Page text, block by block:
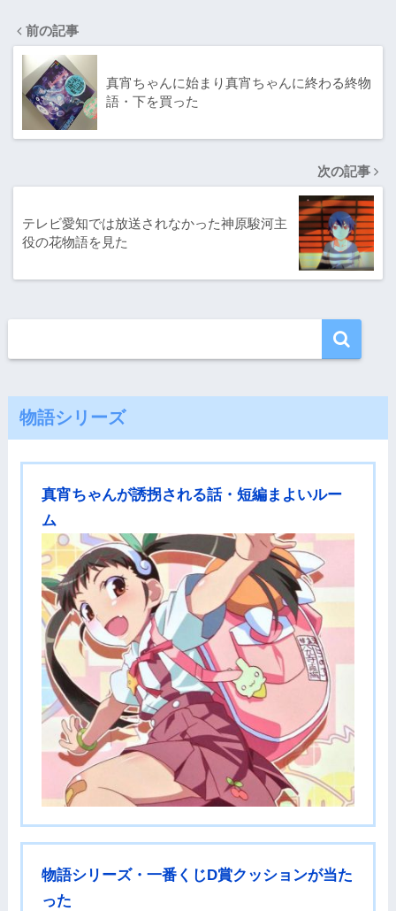
前の記事
真宵ちゃんに始まり真宵ちゃんに終わる終物
語・下を買った
次の記事
テレビ愛知では放送されなかった神原駿河主
役の花物語を見た
物語シリーズ
真宵ちゃんが誘拐される話・短編まよいルー
ム
物語シリーズ・一番くじD賞クッションが当た
った